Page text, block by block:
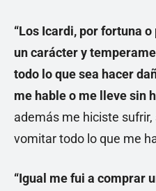
“Los Icardi, por fortuna
un carácter y
todo lo que sea hacer
me hable o me lleve sin
además me hiciste
vomitar todo lo que me
“Igual me fui a comprar